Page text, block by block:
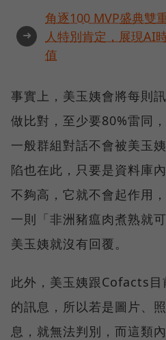
➜
角逐100 MVP盛典雙
人特別肯定，展現AI
值
事實上，美玉姨會將每則
做比對，至少要80%雷同
一般群組對話不會被美玉
陷也在此，只要是資料庫
不夠高，它就不會起作用
一則「非洲豬瘟肉煮熟就
美玉姨就沒有回覆。
此外，美玉姨跟Cofacts
的訊息，所以若是圖片、
息，就無法判別，而這類